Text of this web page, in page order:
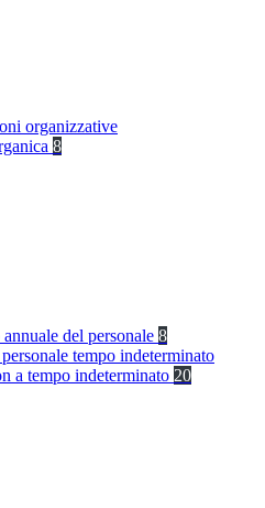
organizzative
8
del personale 8
tempo indeterminato
a tempo indeterminato 20